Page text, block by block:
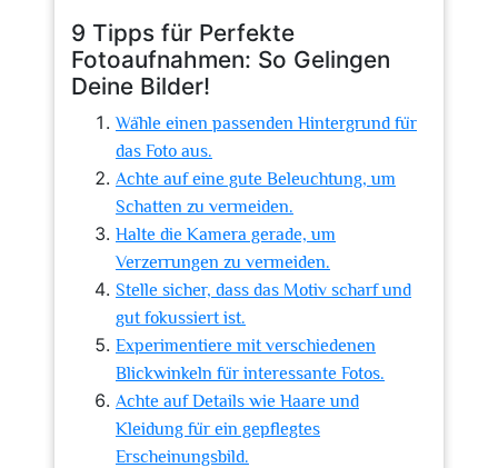
9 Tipps für Perfekte
Fotoaufnahmen: So Gelingen
Deine Bilder!
Wähle einen passenden Hintergrund für
das Foto aus.
Achte auf eine gute Beleuchtung, um
Schatten zu vermeiden.
Halte die Kamera gerade, um
Verzerrungen zu vermeiden.
Stelle sicher, dass das Motiv scharf und
gut fokussiert ist.
Experimentiere mit verschiedenen
Blickwinkeln für interessante Fotos.
Achte auf Details wie Haare und
Kleidung für ein gepflegtes
Erscheinungsbild.